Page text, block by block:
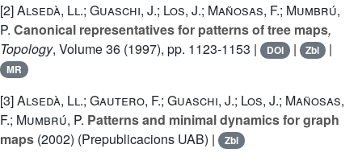
[2]Alsedà, Ll.; Guaschi, J.; Los, J.; Mañosas, F.; Mumbrú,
P. Canonical representatives for patterns of tree maps,
Topology, Volume 36 (1997), pp. 1123-1153 | DOI | Zbl |
MR
[3]Alsedà, Ll.; Gautero, F.; Guaschi, J.; Los, J.; Mañosas,
F.; Mumbrú, P. Patterns and minimal dynamics for graph
maps (2002) (Prepublicacions UAB) | Zbl